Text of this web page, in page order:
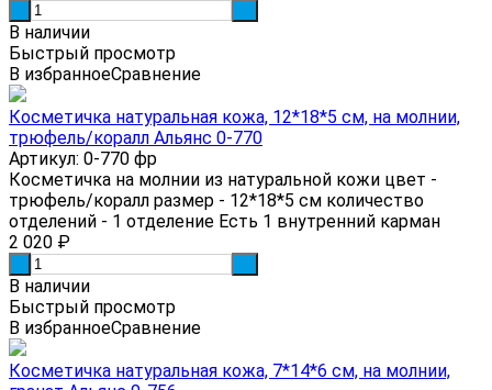
В наличии
Быстрый просмотр
В избранноеСравнение
Косметичка натуральная кожа, 12*18*5 см, на молнии,
трюфель/коралл Альянс 0-770
Артикул: 0-770 фр
Косметичка на молнии из натуральной кожи цвет -
трюфель/коралл размер - 12*18*5 см количество
отделений - 1 отделение Есть 1 внутренний карман
2 020 ₽
В наличии
Быстрый просмотр
В избранноеСравнение
Косметичка натуральная кожа, 7*14*6 см, на молнии,